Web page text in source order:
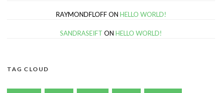
RAYMONDFLOFFON HELLO WORLD!
SANDRASEIFT ON HELLO WORLD!
TAG CLOUD